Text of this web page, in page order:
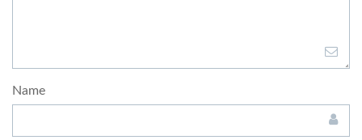
Name